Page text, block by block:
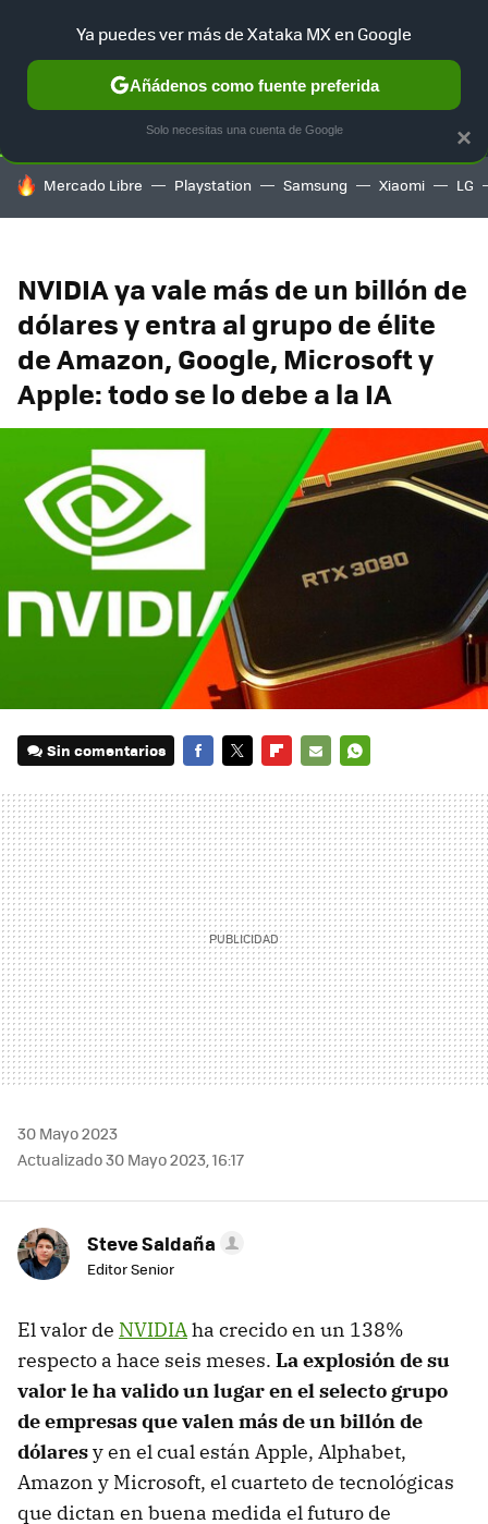
SELECCIÓN GAMING HOME AUTO TERRITORIO
HOY SE HABLA DE
Mercado Libre Playstation Samsung Xiaomi LG
NVIDIA ya vale más de un billón de
dólares y entra al grupo de élite
de Amazon, Google, Microsoft y
Apple: todo se lo debe a la IA
Sin comentarios
MAIL
30 Mayo 2023
Actualizado 30 Mayo 2023, 16:17
Steve Saldaña
Editor Senior
El valor de NVIDIAha crecido en un 138%
respecto a hace seis meses. La explosión de su
valor le ha valido un lugar en el selecto grupo
de empresas que valen más de un billón de
dólaresy en el cual están Apple, Alphabet,
Amazon y Microsoft, el cuarteto de tecnológicas
que dictan en buena medida el futuro de
×
Ya puedes ver más de Xataka MX en Google
Añádenos como fuente preferida
Solo necesitas una cuenta de Google